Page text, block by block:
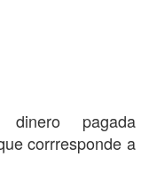
pagada
corrresponde a